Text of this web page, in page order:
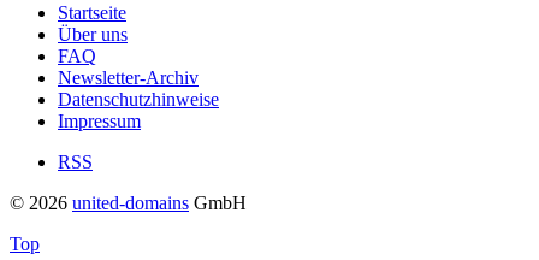
Startseite
Über uns
FAQ
Newsletter-Archiv
Datenschutzhinweise
Impressum
RSS
© 2026 united-domains GmbH
Top